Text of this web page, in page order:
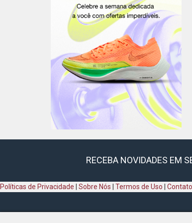
RECEBA NOVIDADES EM
Políticas de Privacidade Sobre Nós Termos de Uso Contato